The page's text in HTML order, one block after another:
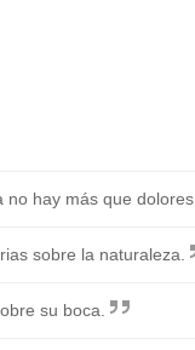
hay más que dolores.
sobre la naturaleza.
su boca.